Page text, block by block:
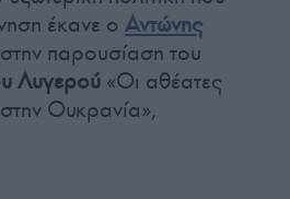
έκανε ο Αντώνης
παρουσίαση του
Λυγερού «Οι αθέατες
Ουκρανία»,